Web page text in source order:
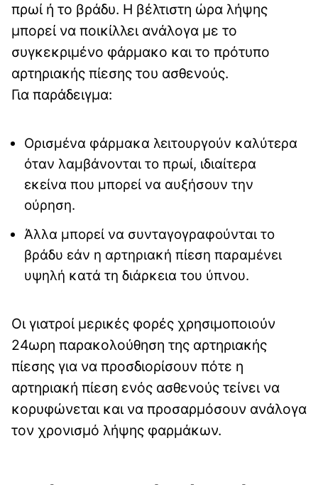
πρωί ή το βράδυ. Η βέλτιστη ώρα λήψης
μπορεί να ποικίλλει ανάλογα με το
συγκεκριμένο φάρμακο και το πρότυπο
αρτηριακής πίεσης του ασθενούς.
Για παράδειγμα:
Ορισμένα φάρμακα λειτουργούν καλύτερα
όταν λαμβάνονται το πρωί, ιδιαίτερα
εκείνα που μπορεί να αυξήσουν την
ούρηση.
Άλλα μπορεί να συνταγογραφούνται το
βράδυ εάν η αρτηριακή πίεση παραμένει
υψηλή κατά τη διάρκεια του ύπνου.
Οι γιατροί μερικές φορές χρησιμοποιούν
24ωρη παρακολούθηση της αρτηριακής
πίεσης για να προσδιορίσουν πότε η
αρτηριακή πίεση ενός ασθενούς τείνει να
κορυφώνεται και να προσαρμόσουν ανάλογα
τον χρονισμό λήψης φαρμάκων.